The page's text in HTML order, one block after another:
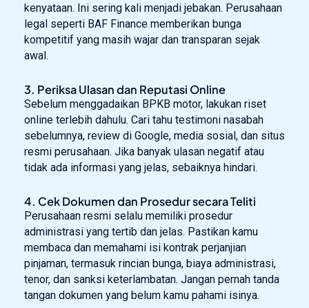
kenyataan. Ini sering kali menjadi jebakan. Perusahaan
legal seperti BAF Finance memberikan bunga
kompetitif yang masih wajar dan transparan sejak
awal.
3. Periksa Ulasan dan Reputasi Online
Sebelum menggadaikan BPKB motor, lakukan riset
online terlebih dahulu. Cari tahu testimoni nasabah
sebelumnya, review di Google, media sosial, dan situs
resmi perusahaan. Jika banyak ulasan negatif atau
tidak ada informasi yang jelas, sebaiknya hindari.
4. Cek Dokumen dan Prosedur secara Teliti
Perusahaan resmi selalu memiliki prosedur
administrasi yang tertib dan jelas. Pastikan kamu
membaca dan memahami isi kontrak perjanjian
pinjaman, termasuk rincian bunga, biaya administrasi,
tenor, dan sanksi keterlambatan. Jangan pernah tanda
tangan dokumen yang belum kamu pahami isinya.